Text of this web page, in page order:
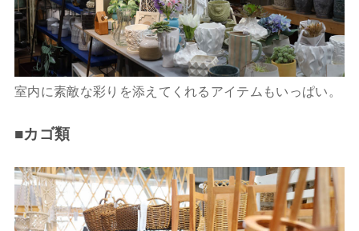
室内に素敵な彩りを添えてくれるアイテムもいっぱい。
■カゴ類